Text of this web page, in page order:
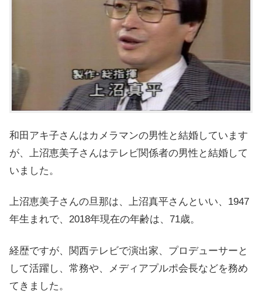
和田アキ子さんはカメラマンの男性と結婚しています
が、上沼恵美子さんはテレビ関係者の男性と結婚して
いました。
上沼恵美子さんの旦那は、上沼真平さんといい、1947
年生まれで、2018年現在の年齢は、71歳。
経歴ですが、関西テレビで演出家、プロデューサーと
して活躍し、常務や、メディアプルポ会長などを務め
てきました。